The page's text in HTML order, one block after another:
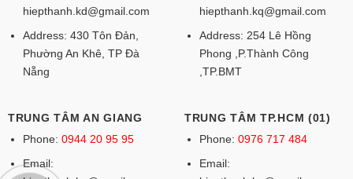
hiepthanh.kd@gmail.com
Address: 430 Tôn Đản,
Phường An Khê, TP Đà
Nẵng
hiepthanh.kq@gmail.com
Address: 254 Lê Hồng
Phong ,P.Thành Công
,TP.BMT
TRUNG TÂM AN GIANG
Phone: 0944 20 95 95
Email:
TRUNG TÂM TP.HCM (01)
Phone: 0976 717 484
Email: